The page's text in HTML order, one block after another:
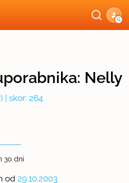
G
Nelly
| skor: 264
30 dni
od 29.10.2003